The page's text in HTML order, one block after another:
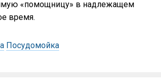
«помощницу» в надлежащем
время.
Посудомойка